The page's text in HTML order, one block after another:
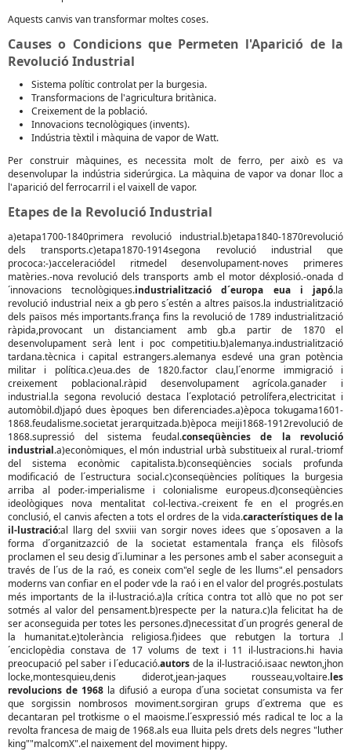
Aquests canvis van transformar moltes coses.
Causes o Condicions que Permeten l'Aparició de la
Revolució Industrial
Sistema polític controlat per la burgesia.
Transformacions de l'agricultura britànica.
Creixement de la població.
Innovacions tecnològiques (invents).
Indústria tèxtil i màquina de vapor de Watt.
Per construir màquines, es necessita molt de ferro, per això es va
desenvolupar la indústria siderúrgica. La màquina de vapor va donar lloc a
l'aparició del ferrocarril i el vaixell de vapor.
Etapes de la Revolució Industrial
a)etapa1700-1840primera revolució industrial.b)etapa1840-1870revolució
dels transports.c)etapa1870-1914segona revolució industrial que
prococa:-)acceleraciódel ritmedel desenvolupament-noves primeres
matèries.-nova revolució dels transports amb el motor déxplosió.-onada d
´innovacions tecnològiques.industrialització d´europa eua i japó.la
revolució industrial neix a gb pero s´estén a altres països.la industrialització
dels països més importants.frança fins la revolució de 1789 industrialització
ràpida,provocant un distanciament amb gb.a partir de 1870 el
desenvolupament serà lent i poc competitiu.b)alemanya.industrialització
tardana.tècnica i capital estrangers.alemanya esdevé una gran potència
militar i política.c)eua.des de 1820.factor clau,l´enorme immigració i
creixement poblacional.ràpid desenvolupament agrícola.ganader i
industrial.la segona revolució destaca l´explotació petrolífera,electricitat i
automòbil.d)japó dues èpoques ben diferenciades.a)època tokugama1601-
1868.feudalisme.societat jerarquitzada.b)època meiji1868-1912revolució de
1868.supressió del sistema feudal.conseqüències de la revolució
industrial.a)econòmiques, el món industrial urbà substitueix al rural.-triomf
del sistema econòmic capitalista.b)conseqüències socials profunda
modificació de l´estructura social.c)conseqüències polítiques la burgesia
arriba al poder.-imperialisme i colonialisme europeus.d)conseqüències
ideològiques nova mentalitat col-lectiva.-creixent fe en el progrés.en
conclusió, el canvis afecten a tots el ordres de la vida.característiques de la
il-lustració:al llarg del sxviii van sorgir noves idees que s´oposaven a la
forma d´organitzazció de la societat estamentala frança els filòsofs
proclamen el seu desig d´i.luminar a les persones amb el saber aconseguit a
través de l´us de la raó, es coneix com"el segle de les llums".el pensadors
moderns van confiar en el poder vde la raó i en el valor del progrés.postulats
més importants de la il-lustració.a)la crítica contra tot allò que no pot ser
sotmés al valor del pensament.b)respecte per la natura.c)la felicitat ha de
ser aconseguida per totes les persones.d)necessitat d´un progrés general de
la humanitat.e)tolerància religiosa.f)idees que rebutgen la tortura .l
´enciclopèdia constava de 17 volums de text i 11 il-lustracions.hi havia
preocupació pel saber i l´educació.autors de la il-lustració.isaac newton,jhon
locke,montesquieu,denis diderot,jean-jaques rousseau,voltaire.les
revolucions de 1968 la difusió a europa d´una societat consumista va fer
que sorgissin nombrosos moviment.sorgiran grups d´extrema que es
decantaran pel trotkisme o el maoisme.l´esxpressió més radical te loc a la
revolta francesa de maig de 1968.als eua lluita pels drets dels negres "luther
king""malcomX".el naixement del moviment hippy.